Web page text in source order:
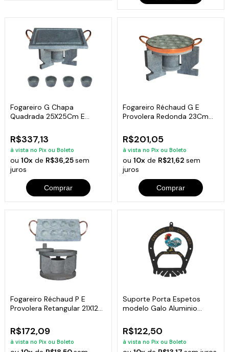
Fogareiro G Chapa
Quadrada 25X25Cm E
R$337,13
à vista no Pix ou Boleto
ou10x de R$36,25sem
juros
Comprar
Fogareiro Réchaud G E
Provolera Redonda 23Cm
R$201,05
à vista no Pix ou Boleto
ou 10xde R$21,62 sem
juros
Comprar
Fogareiro Réchaud P E
Provolera Retangular 21X12
R$172,09
à vista no Pix ou Boleto
Suporte Porta Espetos
modelo Galo Aluminio
R$122,50
à vista no Pix ou Boleto